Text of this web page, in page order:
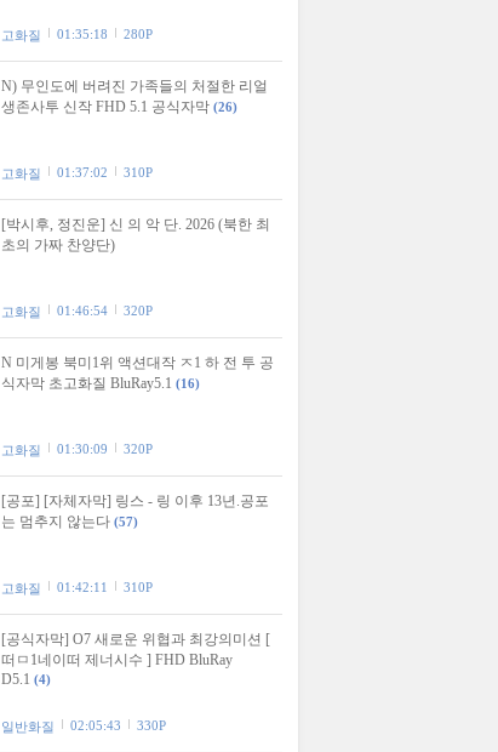
고화질 01:35:18 280P
N) 무인도에 버려진 가족들의 처절한 리얼
생존사투 신작 FHD 5.1 공식자막 (26)
고화질 01:37:02 310P
[박시후, 정진운] 신 의 악 단. 2026 (북한 최
초의 가짜 찬양단)
고화질 01:46:54 320P
N 미게봉 북미1위 액션대작 ㅈ1 하 전 투 공
식자막 초고화질 BluRay5.1 (16)
고화질 01:30:09 320P
[공포] [자체자막] 링스 - 링 이후 13년.공포
는 멈추지 않는다 (57)
고화질 01:42:11 310P
[공식자막] O7 새로운 위협과 최강의미션 [
떠ㅁ1네이떠 제너시수 ] FHD BluRay
D5.1 (4)
일반화질 02:05:43 330P